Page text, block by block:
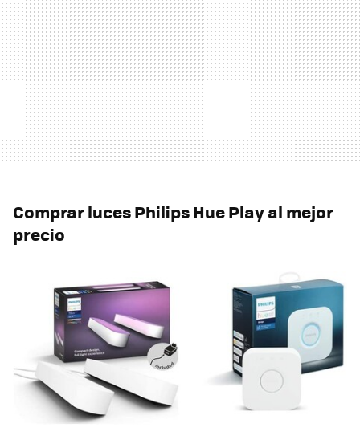
Comprar luces Philips Hue Play al mejor
precio